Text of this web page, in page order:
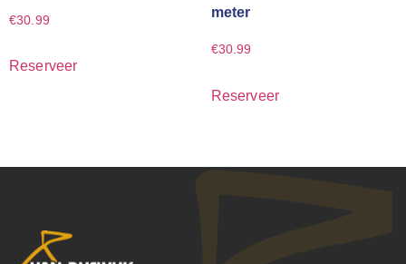
€30.99
Reserveer
meter
€30.99
Reserveer